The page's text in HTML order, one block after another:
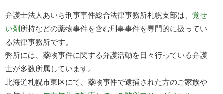
弁護士法人あいち刑事事件総合法律事務所札幌支部は、覚せ
い剤所持などの薬物事件を含む刑事事件を専門的に扱ってい
る法律事務所です。
弊所には、薬物事件に関する弁護活動を日々行っている弁護
士が多数所属しています。
北海道札幌市東区にて、薬物事件で逮捕された方のご家族や